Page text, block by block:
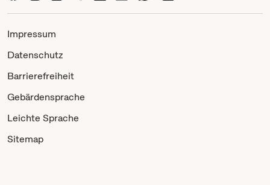
Impressum
Datenschutz
Barrierefreiheit
Gebärdensprache
Leichte Sprache
Sitemap